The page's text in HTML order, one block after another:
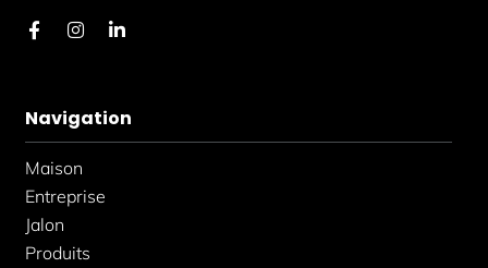
F
a
o
o
k
-
f
I
n
g
r
m
L
d
i
Navigation
Maison
Entreprise
Jalon
Produits